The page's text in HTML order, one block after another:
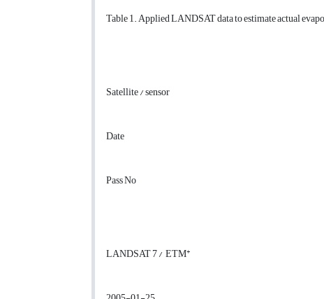
Table 1. Applied LANDSAT data to estimate actual
Satellite / sensor
Date
Pass No
LANDSAT 7 / ETM+